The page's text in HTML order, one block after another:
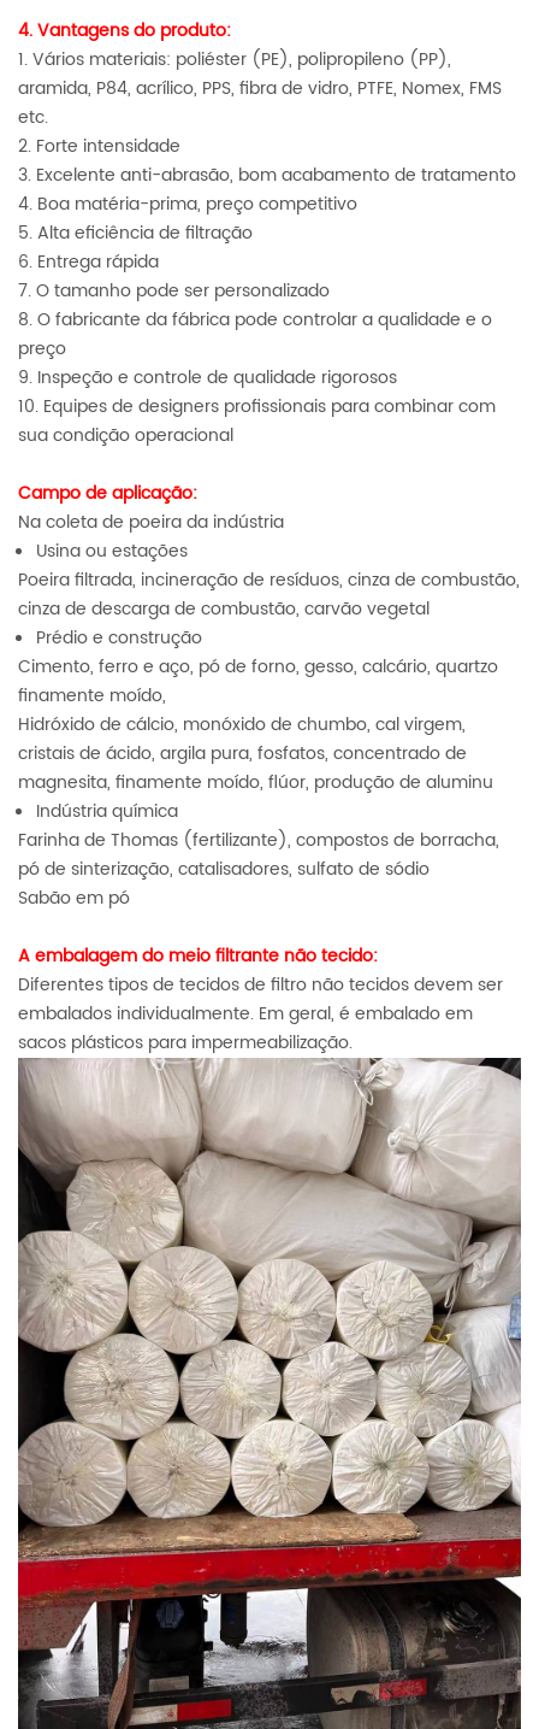
4. Vantagens do produto:
1. Vários materiais: poliéster (PE), polipropileno (PP),
aramida, P84, acrílico, PPS, fibra de vidro, PTFE, Nomex, FMS
etc.
2. Forte intensidade
3. Excelente anti-abrasão, bom acabamento de tratamento
4. Boa matéria-prima, preço competitivo
5. Alta eficiência de filtração
6. Entrega rápida
7. O tamanho pode ser personalizado
8. O fabricante da fábrica pode controlar a qualidade e o
preço
9. Inspeção e controle de qualidade rigorosos
10. Equipes de designers profissionais para combinar com
sua condição operacional
Campo de aplicação:
Na coleta de poeira da indústria
Usina ou estações
Poeira filtrada, incineração de resíduos, cinza de combustão,
cinza de descarga de combustão, carvão vegetal
Prédio e construção
Cimento, ferro e aço, pó de forno, gesso, calcário, quartzo
finamente moído,
Hidróxido de cálcio, monóxido de chumbo, cal virgem,
cristais de ácido, argila pura, fosfatos, concentrado de
magnesita, finamente moído, flúor, produção de aluminu
Indústria química
Farinha de Thomas (fertilizante), compostos de borracha,
pó de sinterização, catalisadores, sulfato de sódio
Sabão em pó
A embalagem do meio filtrante não tecido:
Diferentes tipos de tecidos de filtro não tecidos devem ser
embalados individualmente. Em geral, é embalado em
sacos plásticos para impermeabilização.